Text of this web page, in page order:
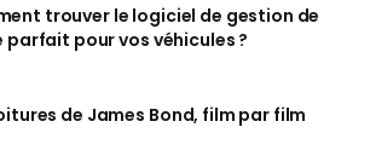
trouver le logiciel de gestion de
pour vos véhicules ?
de James Bond, film par film